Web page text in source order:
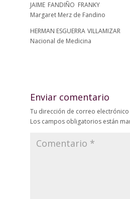
JAIME FANDIÑO FRANKY
Margaret Merz de Fandino
HERMAN ESGUERRA
Nacional de Medicina
Enviar comentario
Tu dirección de correo
Los campos obligatorios están